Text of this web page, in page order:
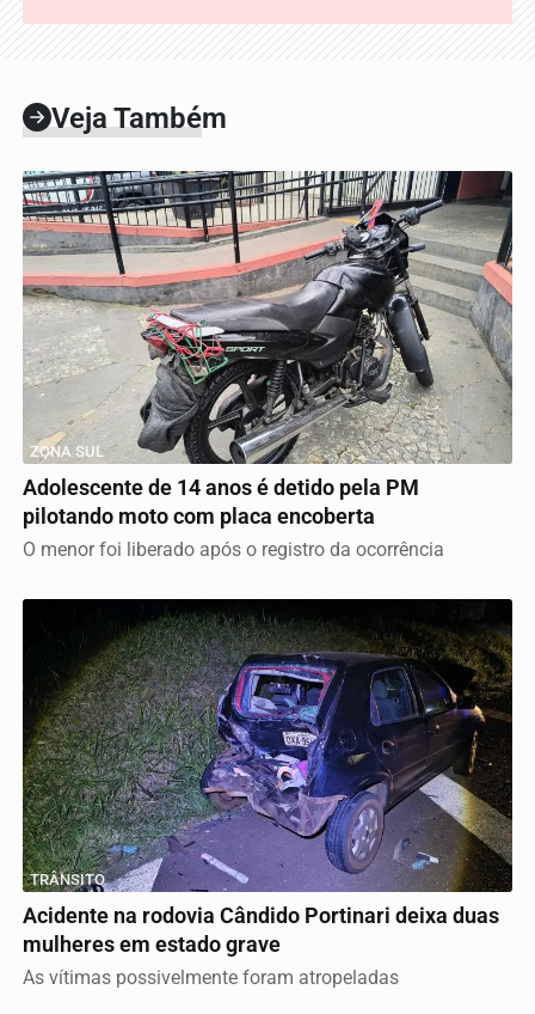
Veja Também
ZONA SUL
Adolescente de 14 anos é detido pela PM
pilotando moto com placa encoberta
O menor foi liberado após o registro da ocorrência
TRÂNSITO
Acidente na rodovia Cândido Portinari deixa duas
mulheres em estado grave
As vítimas possivelmente foram atropeladas